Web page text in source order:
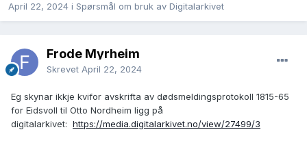
April 22, 2024 i Spørsmål om bruk av Digitalarkivet
Frode Myrheim
Skrevet April 22, 2024
Eg skynar ikkje kvifor avskrifta av dødsmeldingsprotokoll 1815-65
for Eidsvoll til Otto Nordheim ligg på
digitalarkivet: https://media.digitalarkivet.no/view/27499/3